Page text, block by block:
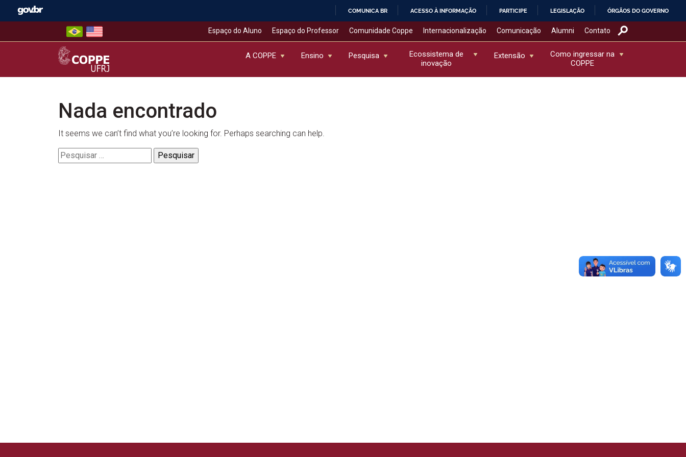
COMUNICA BR ACESSO À INFORMAÇÃO PARTICIPE LEGISLAÇÃO ÓRGÃOS DO GOVERNO
Espaço do Aluno Espaço do Professor Comunidade Coppe Internacionalização Comunicação Alumni Contato
COPPE – UFRJ
A COPPE Ensino Pesquisa
Ecossistema de
inovação
Extensão
Como ingressar na
COPPE
Nada encontrado
It seems we can’t find what you’re looking for. Perhaps searching can help.
Pesquisar
por: